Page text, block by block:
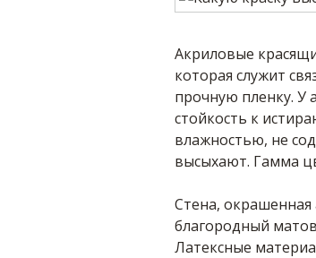
Акриловые
которая служит
прочную пленку. У
стойкость к
влажностью, не
высыхают. Гамма
Стена,
благородный
Латексные